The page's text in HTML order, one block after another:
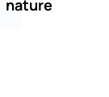
nature